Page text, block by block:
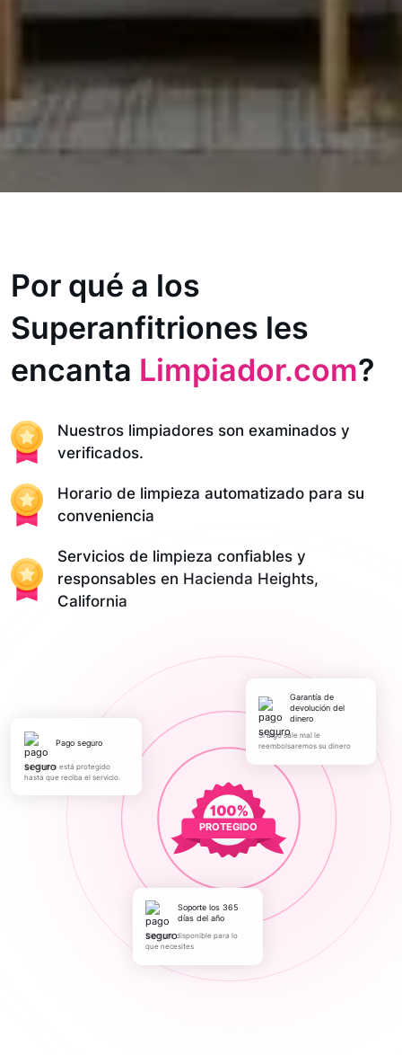
Por qué a los
Superanfitriones les
encanta Limpiador.com?
Nuestros limpiadores son examinados y
verificados.
Horario de limpieza automatizado para su
conveniencia
Servicios de limpieza confiables y
responsables en Hacienda Heights,
California
PROTEGIDO
pago seguro
Su dinero está protegido
hasta que reciba el servicio.
Garantía de
devolución del
dinero
Si algo sale mal le
reembolsaremos su dinero
Soporte los 365
días del año
Siempre disponible para lo
que necesites